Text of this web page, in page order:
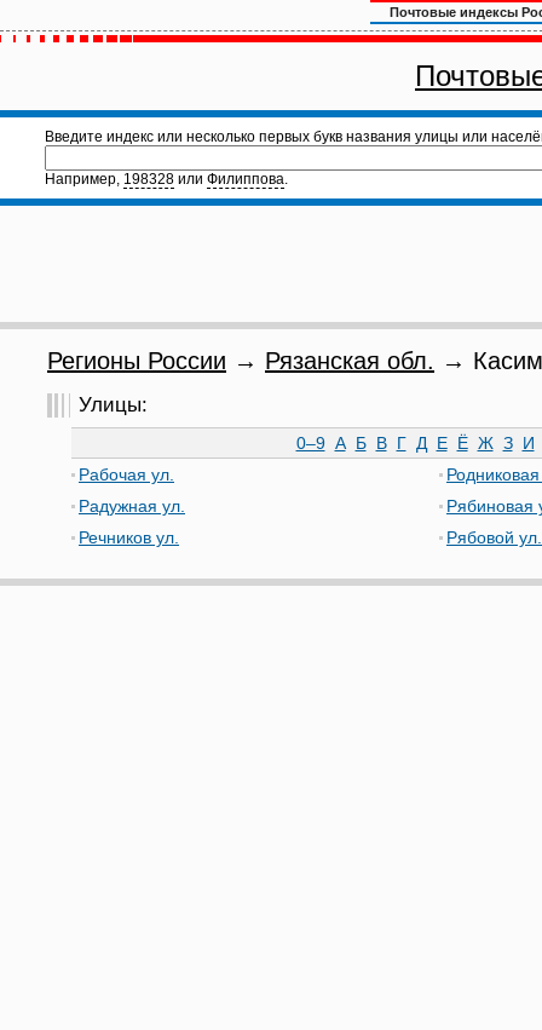
Почтовые индексы
Введите индекс или несколько первых букв названия улицы или
Например, 198328 или Филиппова.
Регионы России → Рязанская обл. →
Улицы:
0–9 А Б В Г Д Е Ё Ж З И
Рабочая ул.
Радужная ул.
Речников ул.
Рябиновая
Рябовой ул.